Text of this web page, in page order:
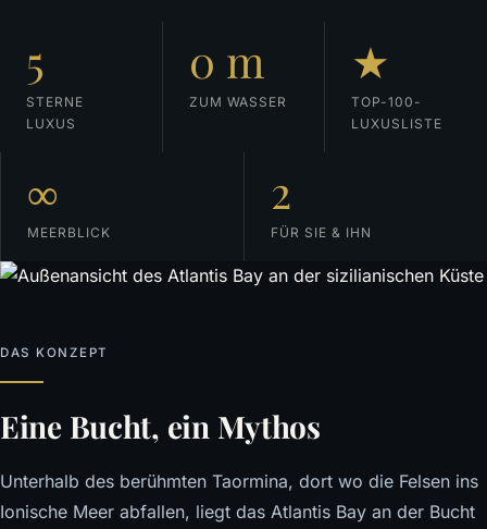
5
STERNE
LUXUS
0 m
ZUM WASSER
★
TOP-100-
LUXUSLISTE
∞
MEERBLICK
2
FÜR SIE & IHN
DAS KONZEPT
Eine Bucht, ein Mythos
Unterhalb des berühmten Taormina, dort wo die Felsen ins
Ionische Meer abfallen, liegt das Atlantis Bay an der Bucht